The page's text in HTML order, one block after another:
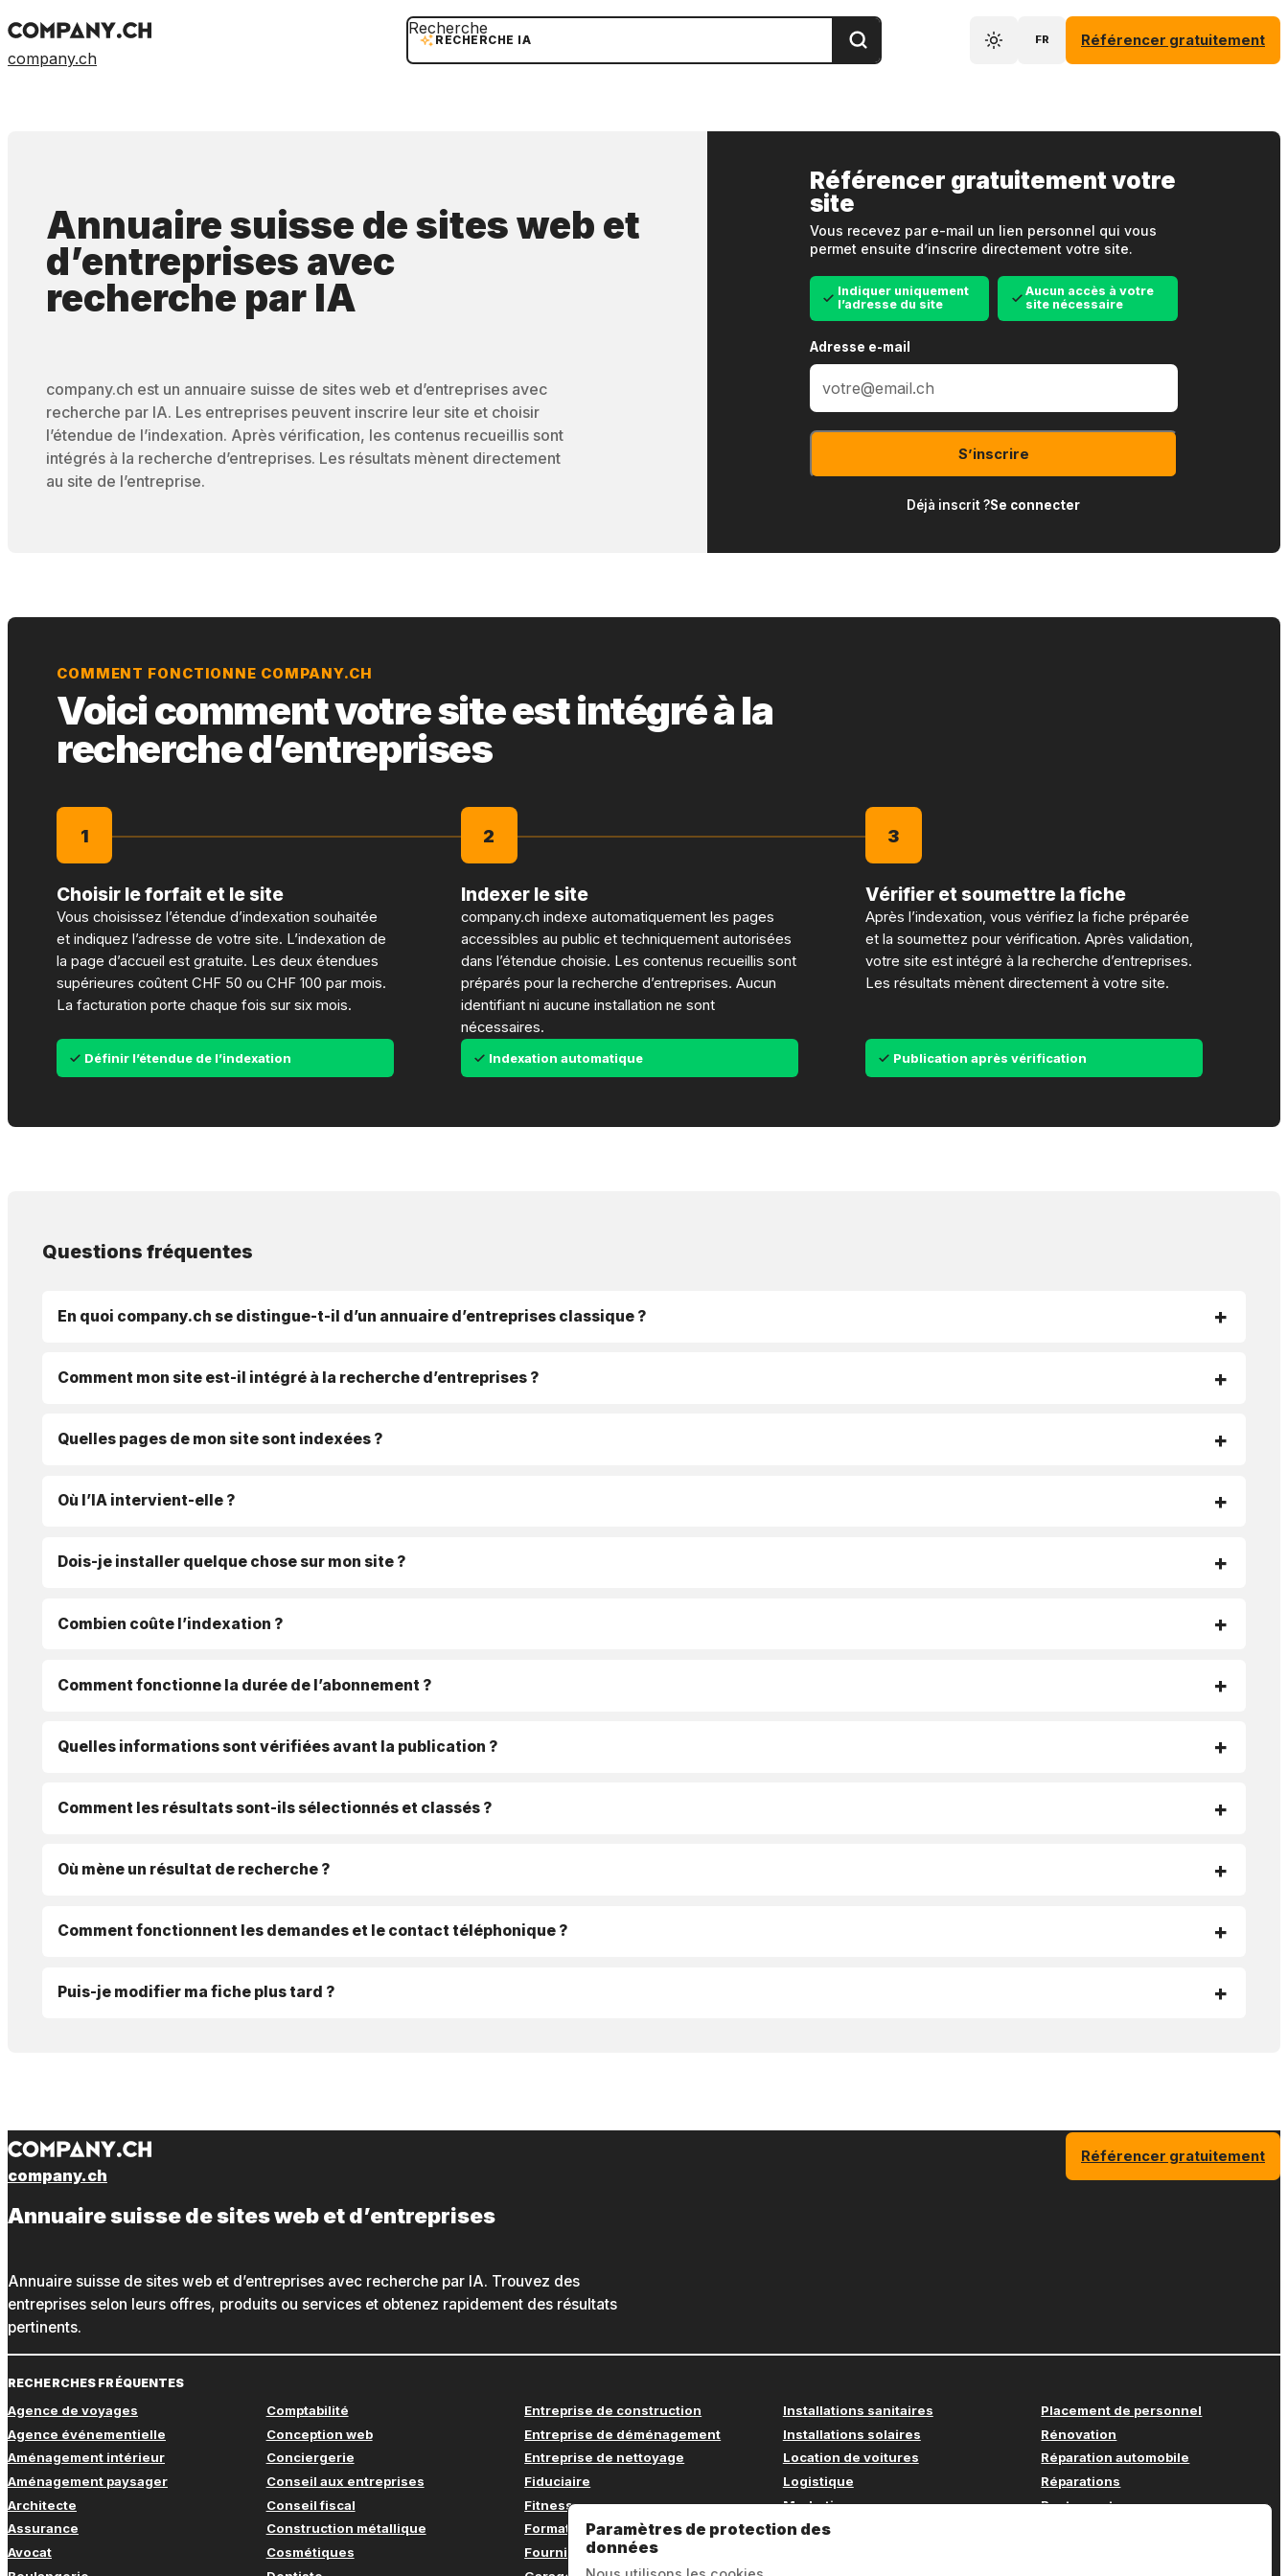
company.ch
RECHERCHE IA
Recherche
FR Référencer gratuitement
Annuaire suisse de sites web et
d’entreprises avec
recherche par IA
company.ch est un annuaire suisse de sites web et d’entreprises avec
recherche par IA. Les entreprises peuvent inscrire leur site et choisir
l’étendue de l’indexation. Après vérification, les contenus recueillis sont
intégrés à la recherche d’entreprises. Les résultats mènent directement
au site de l’entreprise.
Référencer gratuitement votre
site
Vous recevez par e-mail un lien personnel qui vous
permet ensuite d’inscrire directement votre site.
Indiquer uniquement
l’adresse du site
Aucun accès à votre
site nécessaire
Adresse e-mail
S’inscrire
Déjà inscrit ?Se connecter
COMMENT FONCTIONNE COMPANY.CH
Voici comment votre site est intégré à la
recherche d’entreprises
1
Choisir le forfait et le site
Vous choisissez l’étendue d’indexation souhaitée
et indiquez l’adresse de votre site. L’indexation de
la page d’accueil est gratuite. Les deux étendues
supérieures coûtent CHF 50 ou CHF 100 par mois.
La facturation porte chaque fois sur six mois.
Définir l’étendue de l’indexation
2
Indexer le site
company.ch indexe automatiquement les pages
accessibles au public et techniquement autorisées
dans l’étendue choisie. Les contenus recueillis sont
préparés pour la recherche d’entreprises. Aucun
identifiant ni aucune installation ne sont
nécessaires.
Indexation automatique
3
Vérifier et soumettre la fiche
Après l’indexation, vous vérifiez la fiche préparée
et la soumettez pour vérification. Après validation,
votre site est intégré à la recherche d’entreprises.
Les résultats mènent directement à votre site.
Publication après vérification
Questions fréquentes
En quoi company.ch se distingue-t-il d’un annuaire d’entreprises classique ?
Comment mon site est-il intégré à la recherche d’entreprises ?
Quelles pages de mon site sont indexées ?
Où l’IA intervient-elle ?
Dois-je installer quelque chose sur mon site ?
Combien coûte l’indexation ?
Comment fonctionne la durée de l’abonnement ?
Quelles informations sont vérifiées avant la publication ?
Comment les résultats sont-ils sélectionnés et classés ?
Où mène un résultat de recherche ?
Comment fonctionnent les demandes et le contact téléphonique ?
Puis-je modifier ma fiche plus tard ?
company.ch
Référencer gratuitement
Annuaire suisse de sites web et d’entreprises
Annuaire suisse de sites web et d’entreprises avec recherche par IA. Trouvez des
entreprises selon leurs offres, produits ou services et obtenez rapidement des résultats
pertinents.
RECHERCHES FRÉQUENTES
Agence de voyages
Agence événementielle
Aménagement intérieur
Aménagement paysager
Architecte
Assurance
Avocat
Comptabilité
Conception web
Conciergerie
Conseil aux entreprises
Conseil fiscal
Construction métallique
Cosmétiques
Entreprise de construction
Entreprise de déménagement
Entreprise de nettoyage
Fiduciaire
Fitness
Formation continue
Fournitures de bureau
Installations sanitaires
Installations solaires
Location de voitures
Logistique
Marketing
Médecin
Placement de personnel
Rénovation
Réparation automobile
Réparations
Restaurant
Paramètres de protection des
données